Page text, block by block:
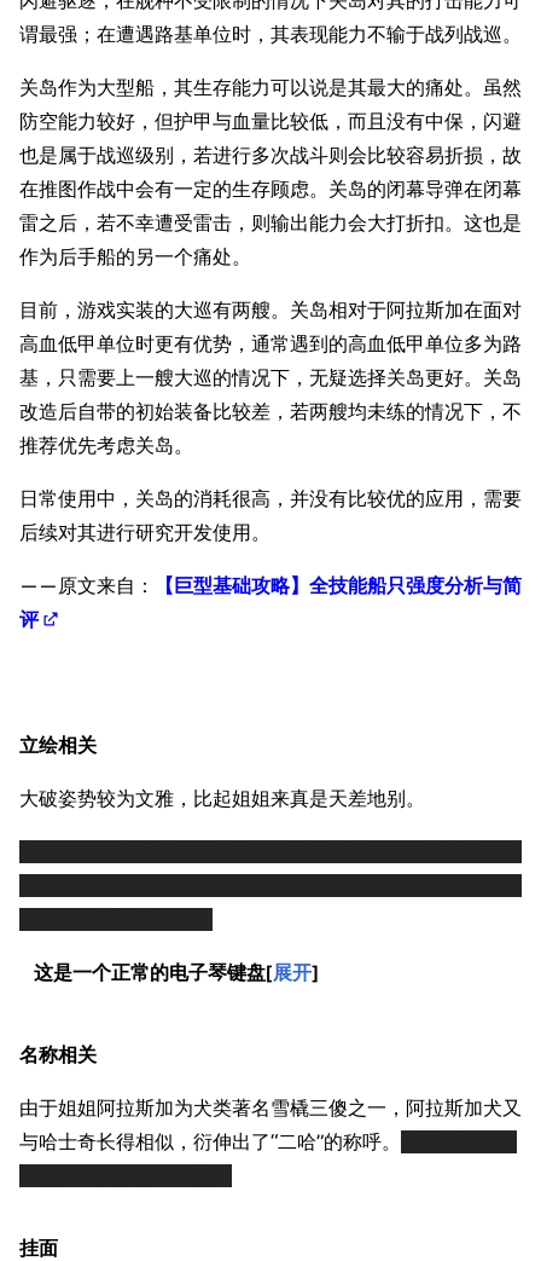
谓最强；在遭遇路基单位时，其表现能力不输于战列战巡。
关岛作为大型船，其生存能力可以说是其最大的痛处。虽然
防空能力较好，但护甲与血量比较低，而且没有中保，闪避
也是属于战巡级别，若进行多次战斗则会比较容易折损，故
在推图作战中会有一定的生存顾虑。关岛的闭幕导弹在闭幕
雷之后，若不幸遭受雷击，则输出能力会大打折扣。这也是
作为后手船的另一个痛处。
目前，游戏实装的大巡有两艘。关岛相对于阿拉斯加在面对
高血低甲单位时更有优势，通常遇到的高血低甲单位多为路
基，只需要上一艘大巡的情况下，无疑选择关岛更好。关岛
改造后自带的初始装备比较差，若两艘均未练的情况下，不
推荐优先考虑关岛。
日常使用中，关岛的消耗很高，并没有比较优的应用，需要
后续对其进行研究开发使用。
——原文来自：
【巨型基础攻略】全技能船只强度分析与简
评
立绘相关
大破姿势较为文雅，比起姐姐来真是天差地别。
展开
这是一个正常的电子琴键盘
名称相关
由于姐姐阿拉斯加为犬类著名雪橇三傻之一，阿拉斯加犬又
与哈士奇长得相似，衍伸出了“二哈”的称呼。
挂面